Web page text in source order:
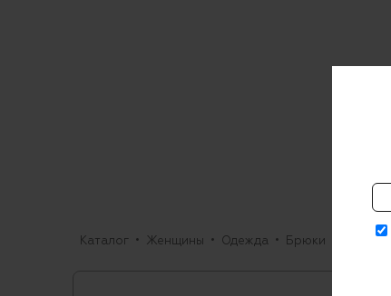
Каталог Женщины Одежда Брюки